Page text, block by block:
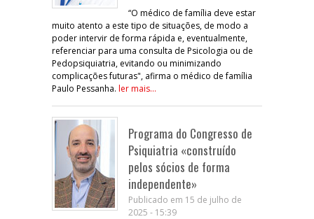
“O médico de família deve estar
muito atento a este tipo de situações, de modo a
poder intervir de forma rápida e, eventualmente,
referenciar para uma consulta de Psicologia ou de
Pedopsiquiatria, evitando ou minimizando
complicações futuras", afirma o médico de família
Paulo Pessanha. ler mais...
Programa do Congresso de
Psiquiatria «construído
pelos sócios de forma
independente»
Publicado em 15 de julho de
2025 - 15:39